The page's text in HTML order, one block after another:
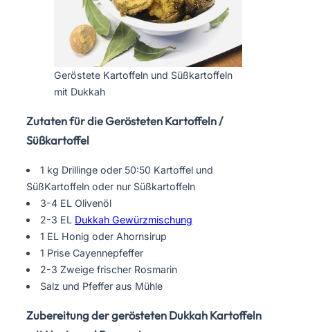
Geröstete Kartoffeln und Süßkartoffeln
mit Dukkah
Zutaten für die Gerösteten Kartoffeln /
Süßkartoffel
1 kg Drillinge oder 50:50 Kartoffel und
SüßKartoffeln oder nur Süßkartoffeln
3-4 EL Olivenöl
2-3 EL Dukkah Gewürzmischung
1 EL Honig oder Ahornsirup
1 Prise Cayennepfeffer
2-3 Zweige frischer Rosmarin
Salz und Pfeffer aus Mühle
Zubereitung der gerösteten Dukkah Kartoffeln